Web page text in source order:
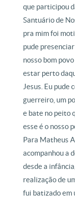
que participou
Santuário de
pra mim foi
pude
nosso bom
estar perto
Jesus. Eu pude
guerreiro, um
e bate no peito
esse é o nosso
Para Matheus
acompanhou a
desde a
realização de
fui batizado em